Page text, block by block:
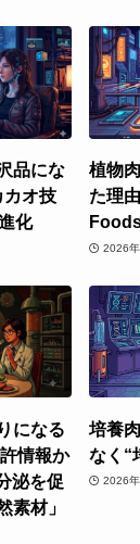
品にな
オ技
化
植物
た理
2026
になる
情報か
泌を促
素材」
培養
なく“
2026